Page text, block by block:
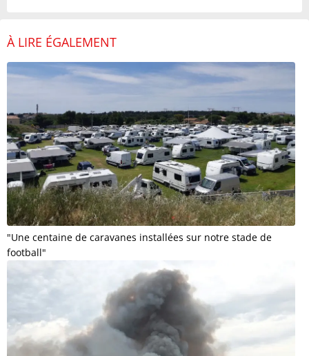
À LIRE ÉGALEMENT
"Une centaine de caravanes installées sur notre stade de
football"